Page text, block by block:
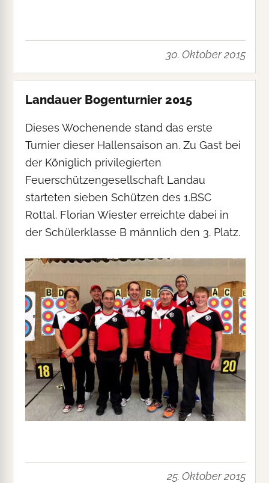
30. Oktober 2015
Landauer Bogenturnier 2015
Dieses Wochenende stand das erste
Turnier dieser Hallensaison an. Zu Gast bei
der Königlich privilegierten
Feuerschützengesellschaft Landau
starteten sieben Schützen des 1.BSC
Rottal. Florian Wiester erreichte dabei in
der Schülerklasse B männlich den 3. Platz.
25. Oktober 2015